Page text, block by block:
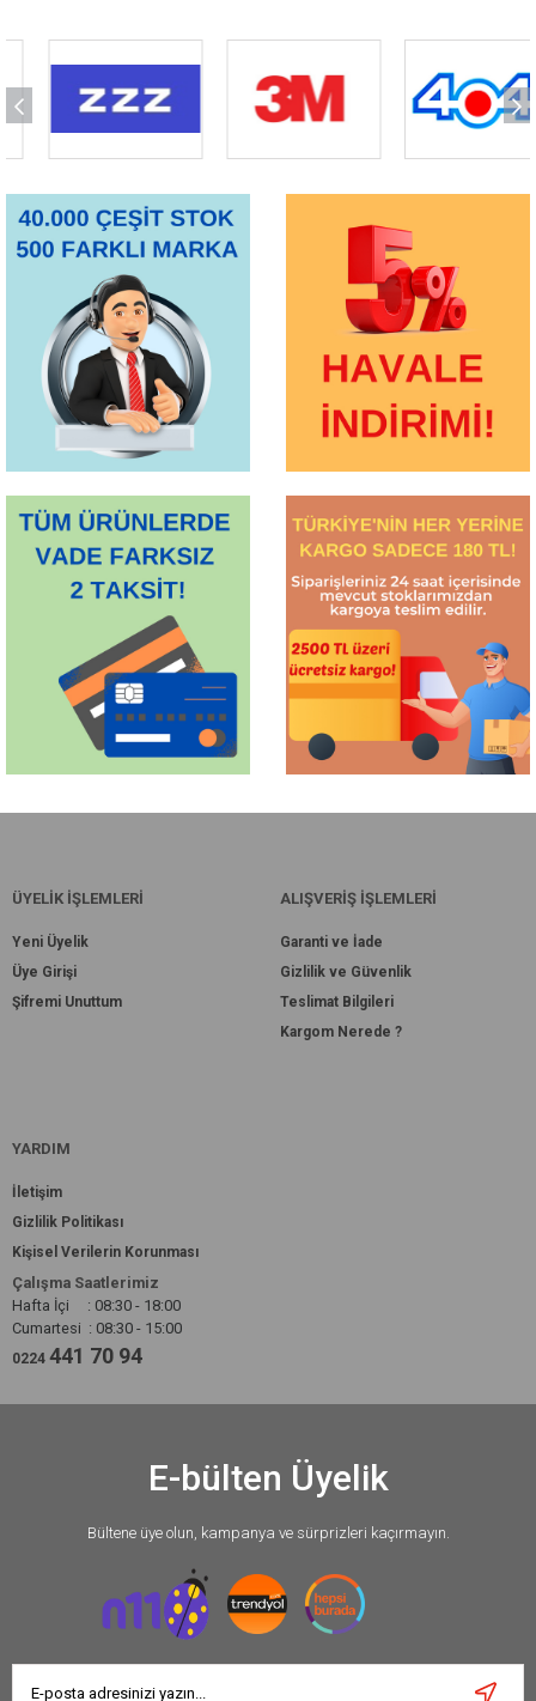
ÜYELİK İŞLEMLERİ
Yeni Üyelik
Üye Girişi
Şifremi Unuttum
ALIŞVERİŞ İŞLEMLERİ
Garanti ve İade
Gizlilik ve Güvenlik
Teslimat Bilgileri
Kargom Nerede ?
YARDIM
İletişim
Gizlilik Politikası
Kişisel Verilerin Korunması
Çalışma Saatlerimiz
Hafta İçi : 08:30 - 18:00
Cumartesi : 08:30 - 15:00
0224 441 70 94
E-bülten Üyelik
Bültene üye olun, kampanya ve sürprizleri kaçırmayın.